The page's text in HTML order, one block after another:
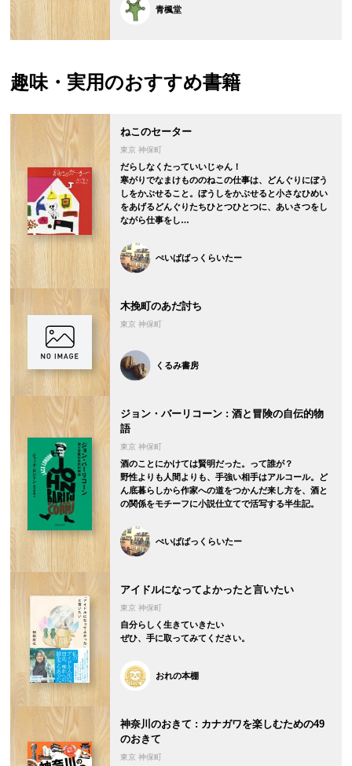
青楓堂
趣味・実用のおすすめ書籍
ねこのセーター
東京 神保町
だらしなくたっていいじゃん！
寒がりでなまけもののねこの仕事は、どんぐりにぼう
しをかぶせること。ぼうしをかぶせると小さなひめい
をあげるどんぐりたちひとつひとつに、あいさつをし
ながら仕事をし…
ぺいぱばっくらいたー
木挽町のあだ討ち
東京 神保町
くるみ書房
ジョン・バーリコーン : 酒と冒険の自伝的物
語
東京 神保町
酒のことにかけては賢明だった。って誰が？
野性よりも人間よりも、手強い相手はアルコール。ど
ん底暮らしから作家への道をつかんだ来し方を、酒と
の関係をモチーフに小説仕立てで活写する半生記。
ぺいぱばっくらいたー
アイドルになってよかったと言いたい
東京 神保町
自分らしく生きていきたい
ぜひ、手に取ってみてください。
おれの本棚
神奈川のおきて : カナガワを楽しむための49
のおきて
東京 神保町